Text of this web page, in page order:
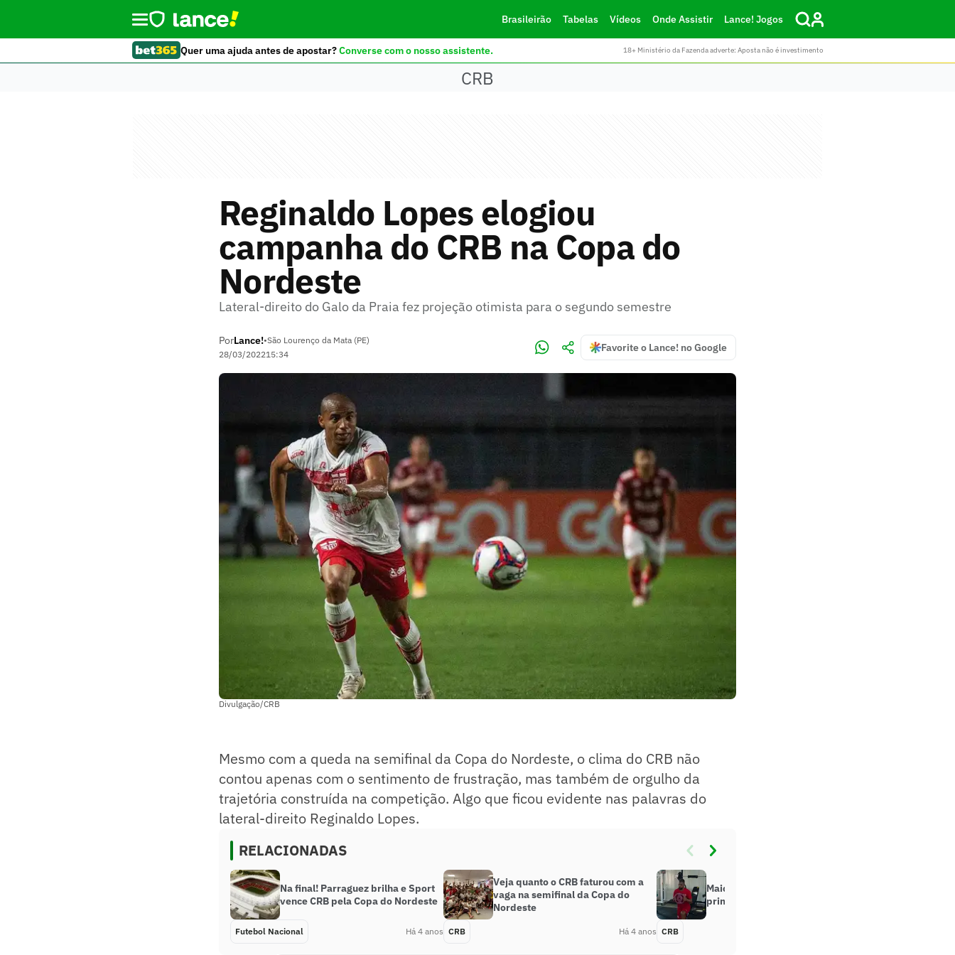
Brasileirão Tabelas Vídeos Onde Assistir Lance! Jogos
Quer uma ajuda antes de apostar?Converse com o nosso assistente. 18+ Ministério da Fazenda adverte: Aposta não é investimento
CRB
Reginaldo Lopes elogiou
campanha do CRB na Copa do
Nordeste
Lateral-direito do Galo da Praia fez projeção otimista para o segundo semestre
PorLance!•São Lourenço da Mata (PE)
28/03/202215:34
Favorite o Lance! no Google
Divulgação/CRB
Mesmo com a queda na semifinal da Copa do Nordeste, o clima do CRB não
contou apenas com o sentimento de frustração, mas também de orgulho da
trajetória construída na competição. Algo que ficou evidente nas palavras do
lateral-direito Reginaldo Lopes.
RELACIONADAS
Na final! Parraguez brilha e Sport
vence CRB pela Copa do Nordeste
Futebol Nacional Há 4 anos
Veja quanto o CRB faturou com a
vaga na semifinal da Copa do
Nordeste
CRB Há 4 anos
Maicon é relacionado pela
primeira vez no CRB
CRB